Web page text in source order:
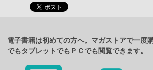
電子書籍は初めての方へ。マガストアで一度
でもタブレットでもＰＣでも閲覧できます。